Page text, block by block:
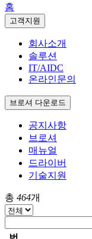
홈
고객지원
회사소개
솔루션
IT/AIDC
온라인문의
브로셔 다운로드
공지사항
브로셔
매뉴얼
드라이버
기술지원
총 464개